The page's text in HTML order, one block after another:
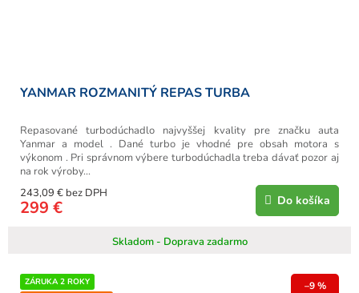
YANMAR ROZMANITÝ REPAS TURBA
Skladom - Doprava zadarmo
243,09 € bez DPH
299 € Do košíka
Repasované turbodúchadlo najvyššej kvality pre značku auta
Yanmar a model . Dané turbo je vhodné pre obsah motora s
výkonom . Pri správnom výbere turbodúchadla treba dávať pozor aj
na rok výroby...
ZÁRUKA 2 ROKY
–9 %